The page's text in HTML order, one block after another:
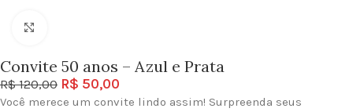
Convite 50 anos – Azul e Prata
R$120,00 R$ 50,00
Você merece um convite lindo assim! Surpreenda seus